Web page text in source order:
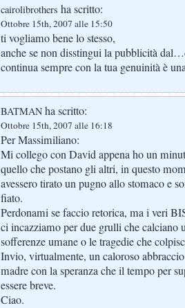
cairolibrothers ha scritto:
Ottobre 15th, 2007 alle 15:50
ti vogliamo bene lo stesso,
anche se non disstingui la pubblicità
continua sempre con la tua genuinità è
BATMAN ha scritto:
Ottobre 15th, 2007 alle 16:18
Per Massimiliano:
Mi collego con David appena ho un
quello che postano gli altri, in questo
avessero tirato un pugno allo stomaco e
fiato.
Perdonami se faccio retorica, ma i veri
ci incazziamo per due grulli che calciano
sofferenze umane o le tragedie che
Invio, virtualmente, un caloroso
madre con la speranza che il tempo per
essere breve.
Ciao.